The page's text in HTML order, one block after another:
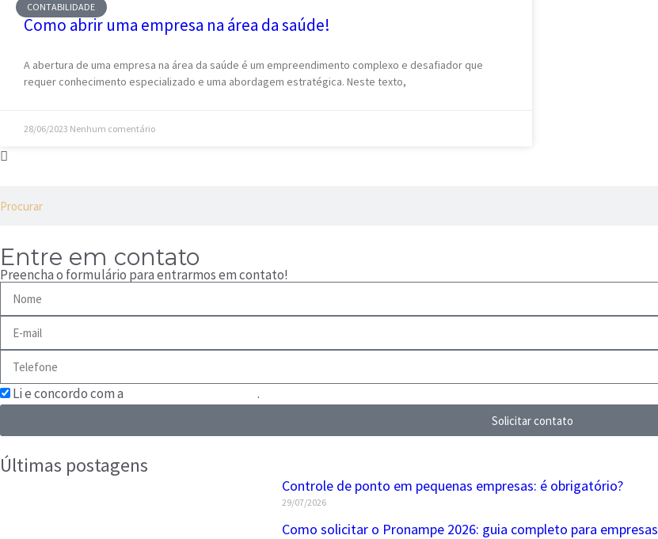
CONTABILIDADE
Como abrir uma empresa na área da saúde!
A abertura de uma empresa na área da saúde é um empreendimento complexo e desafiador que
requer conhecimento especializado e uma abordagem estratégica. Neste texto,
28/06/2023 Nenhum comentário
Entre em contato
Preencha o formulário para entrarmos em contato!
Li e concordo com a .
Solicitar contato
Últimas postagens
Controle de ponto em pequenas empresas: é obrigatório?
29/07/2026
Como solicitar o Pronampe 2026: guia completo para empresas